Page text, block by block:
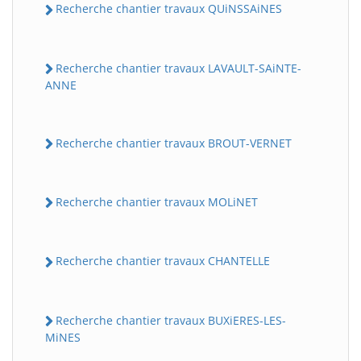
Recherche chantier travaux QUiNSSAiNES
Recherche chantier travaux LAVAULT-SAiNTE-
ANNE
Recherche chantier travaux BROUT-VERNET
Recherche chantier travaux MOLiNET
Recherche chantier travaux CHANTELLE
Recherche chantier travaux BUXiERES-LES-
MiNES